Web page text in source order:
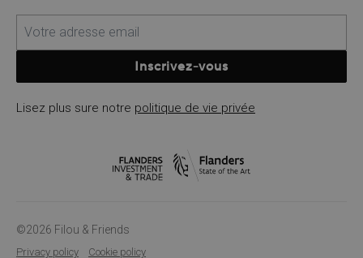
Inscrivez-vous
Lisez plus sure notre politique de vie privée
©2026 Filou & Friends
Privacy policy Cookie policy